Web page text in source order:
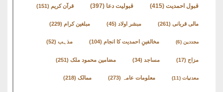
قبول احمدیت (415) قبولیت دعا (397) قرآن کریم (151)
مالی قربانی (261) مبشر اولاد (45) مبلغین کرام (229)
مجددین (6) مخالفینِ احمدیت کا انجام (104) مذہب (52)
مزاح (17) مساجد (34) مضامین محمود ملک (251)
معدنیات (11) معلومات عامہ (273) ممالک (218)